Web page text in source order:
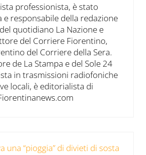
professionista, è stato
e responsabile della redazione
quotidiano La Nazione e
del Corriere Fiorentino,
del Corriere della Sera.
de La Stampa e del Sole 24
in trasmissioni radiofoniche
locali, è editorialista di
una “pioggia” di divieti di sosta